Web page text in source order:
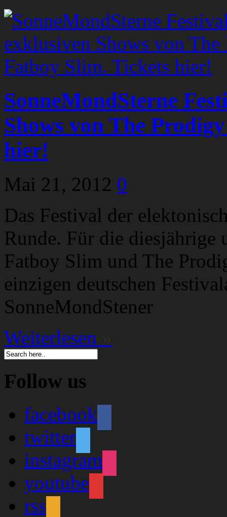
SonneMondSterne
Shows von The
hier!
Mai 21, 2012 0
Das Festival der
Runde. Für die diesjährige
Fatboy Slim und The
einzigen deutschen
SonneMondStener
Weiterlesen
Follow us
facebook
twitter
instagram
youtube
rss